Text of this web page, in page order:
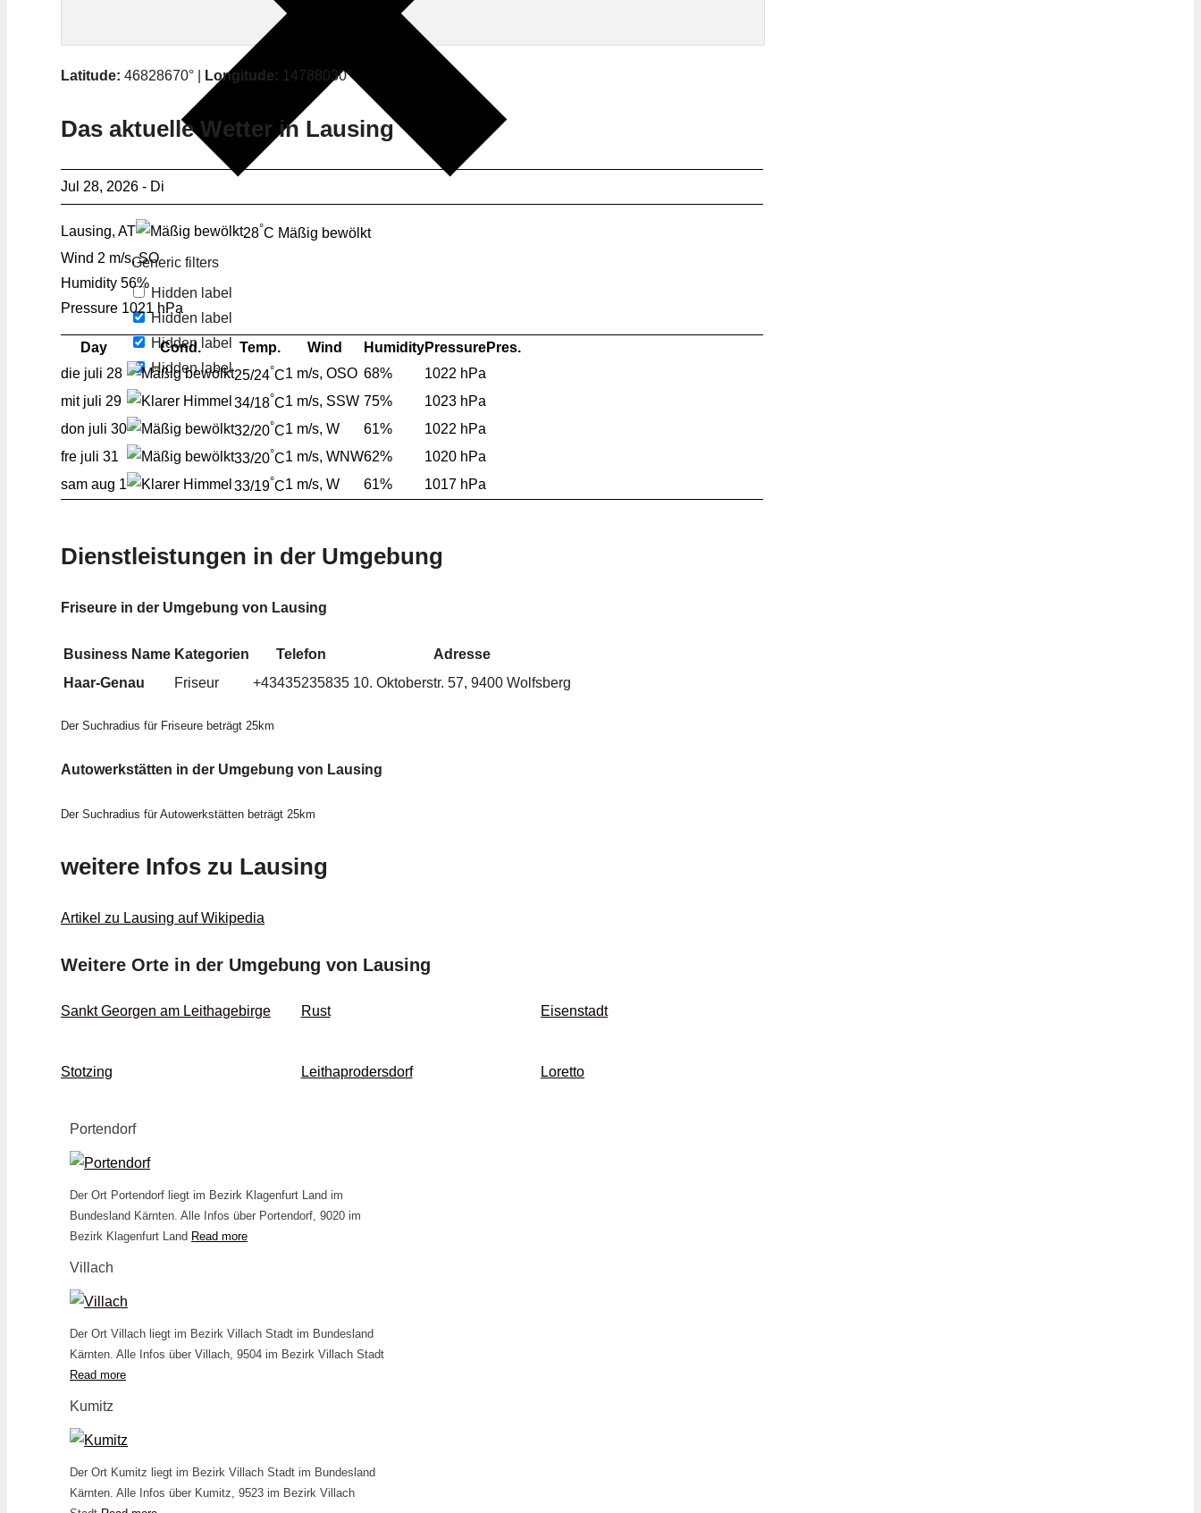
Generic filters
Hidden label
Hidden label
Hidden label
Hidden label
Latitude: 46828670° | Longitude: 14788030°
Das aktuelle Wetter in Lausing
Jul 28, 2026 - Di
Lausing, AT 28°C Mäßig bewölkt
Wind 2 m/s, SO
Humidity 56%
Pressure 1021 hPa
Day Cond. Temp. Wind HumidityPressurePres.
die juli 28 25/24°C1 m/s, OSO 68%
1022 hPa
mit juli 29 34/18°C1 m/s, SSW 75%
1023 hPa
don juli 30 32/20°C1 m/s, W 61%
1022 hPa
fre juli 31 33/20°C1 m/s, WNW62%
1020 hPa
sam aug 1 33/19°C1 m/s, W 61% 1017 hPa
Dienstleistungen in der Umgebung
Friseure in der Umgebung von Lausing
Business Name Kategorien Telefon
Adresse
Haar-Genau
Friseur +43435235835 10. Oktoberstr. 57, 9400 Wolfsberg
Der Suchradius für Friseure beträgt 25km
Autowerkstätten in der Umgebung von Lausing
Der Suchradius für Autowerkstätten beträgt 25km
weitere Infos zu Lausing
Artikel zu Lausing auf Wikipedia
Weitere Orte in der Umgebung von Lausing
Sankt Georgen am Leithagebirge Rust Eisenstadt
Stotzing Leithaprodersdorf Loretto
Portendorf
Der Ort Portendorf liegt im Bezirk Klagenfurt Land im
Bundesland Kärnten. Alle Infos über Portendorf, 9020 im
Bezirk Klagenfurt Land Read more
Villach
Der Ort Villach liegt im Bezirk Villach Stadt im Bundesland
Kärnten. Alle Infos über Villach, 9504 im Bezirk Villach Stadt
Read more
Kumitz
Der Ort Kumitz liegt im Bezirk Villach Stadt im Bundesland
Kärnten. Alle Infos über Kumitz, 9523 im Bezirk Villach